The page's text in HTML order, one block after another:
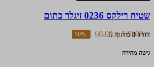
שטיח רילקס 0236 זיגלר כתום
דורג0מתוך 5
120.00₪
60.00 ₪
-50%
גישה מהירה